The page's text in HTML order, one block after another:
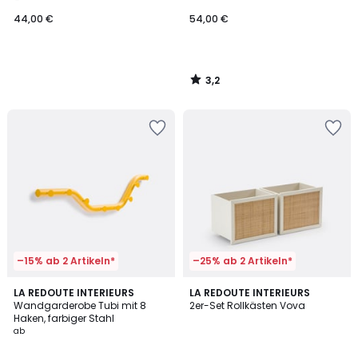
44,00 €
54,00 €
3,2
/
–15% ab 2 Artikeln*
LA REDOUTE INTERIEURS
Wandgarderobe Tubi mit 8
Haken, farbiger Stahl
ab
4,3
/ 5
6
Farben
–25% ab 2 Artikeln*
LA REDOUTE INTERIEURS
2er-Set Rollkästen Vova
5
/